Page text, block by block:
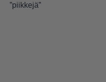
”piikkejä”